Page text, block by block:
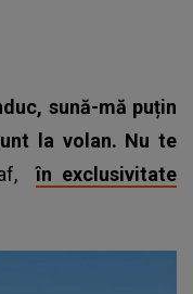
sună-mă puțin
la volan. Nu te
în exclusivitate